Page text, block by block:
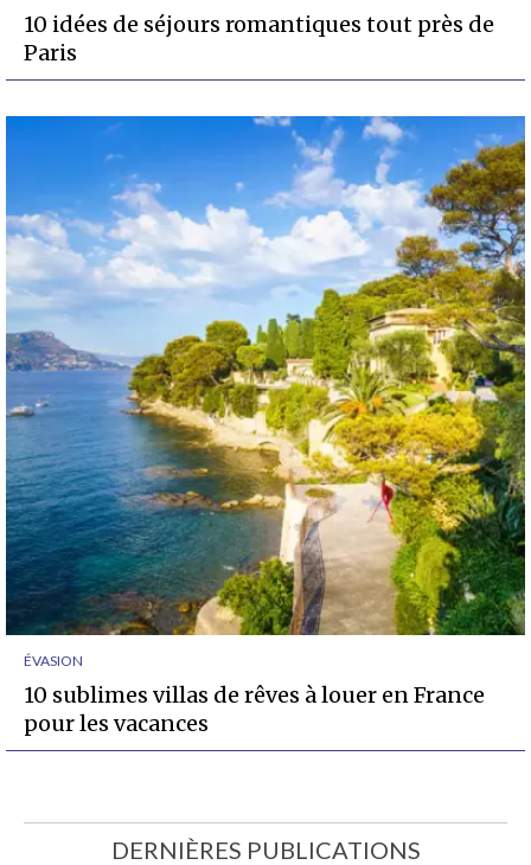
10 idées de séjours romantiques tout près de
Paris
ÉVASION
10 sublimes villas de rêves à louer en France
pour les vacances
DERNIÈRES PUBLICATIONS